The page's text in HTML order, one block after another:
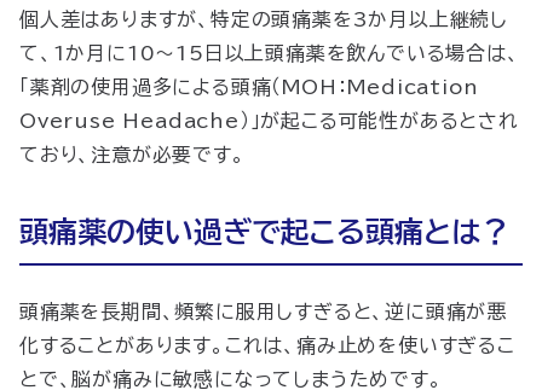
個人差はありますが、特定の頭痛薬を3か月以上継続し
て、1か月に10〜15日以上頭痛薬を飲んでいる場合は、
「薬剤の使用過多による頭痛（MOH：Medication
Overuse Headache）」が起こる可能性があるとされ
ており、注意が必要です。
頭痛薬の使い過ぎで起こる頭痛とは？
頭痛薬を長期間、頻繁に服用しすぎると、逆に頭痛が悪
化することがあります。これは、痛み止めを使いすぎるこ
とで、脳が痛みに敏感になってしまうためです。